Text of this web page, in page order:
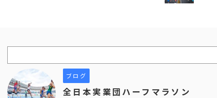
ブログ
全日本実業団ハーフマラソン